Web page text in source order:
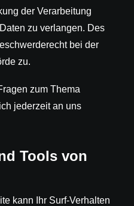
der Verarbeitung
zu verlangen. Des
bei der
zu.
zum Thema
jederzeit an uns
Tools von
kann Ihr Surf-Verhalten